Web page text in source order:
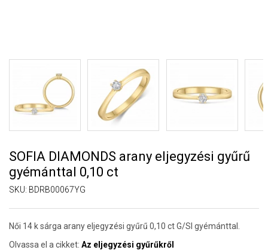
SOFIA DIAMONDS arany eljegyzési gyűrű
gyémánttal 0,10 ct
SKU: BDRB00067YG
Női 14 k sárga arany eljegyzési gyűrű 0,10 ct G/SI gyémánttal.
Olvassa el a cikket: Az eljegyzési gyűrűkről